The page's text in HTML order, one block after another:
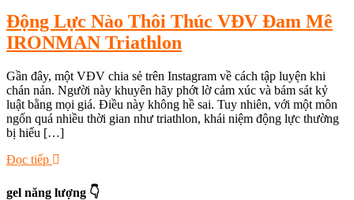
Động Lực Nào Thôi Thúc VĐV Đam Mê
IRONMAN Triathlon
Gần đây, một VĐV chia sẻ trên Instagram về cách tập luyện khi
chán nản. Người này khuyên hãy phớt lờ cảm xúc và bám sát kỷ
luật bằng mọi giá. Điều này không hề sai. Tuy nhiên, với một môn
ngốn quá nhiều thời gian như triathlon, khái niệm động lực thường
bị hiểu […]
Tagged
đạp
Đọc tiếp
gel năng lượng 👇